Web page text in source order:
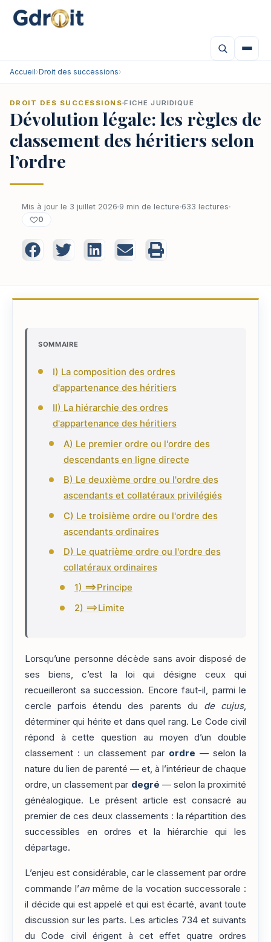
Accueil›Droit des successions›
DROIT DES SUCCESSIONS FICHE JURIDIQUE
Dévolution légale: les règles de
classement des héritiers selon
l’ordre
Mis à jour le 3 juillet 2026 9 min de lecture 633 lectures
0
SOMMAIRE
I) La composition des ordres
d'appartenance des héritiers
II) La hiérarchie des ordres
d'appartenance des héritiers
A) Le premier ordre ou l'ordre des
descendants en ligne directe
B) Le deuxième ordre ou l'ordre des
ascendants et collatéraux privilégiés
C) Le troisième ordre ou l'ordre des
ascendants ordinaires
D) Le quatrième ordre ou l'ordre des
collatéraux ordinaires
1) ==>Principe
2) ==>Limite
Lorsqu’une personne décède sans avoir disposé de
ses biens, c’est la loi qui désigne ceux qui
recueilleront sa succession. Encore faut-il, parmi le
cercle parfois étendu des parents du de cujus,
déterminer qui hérite et dans quel rang. Le Code civil
répond à cette question au moyen d’un double
classement : un classement par ordre — selon la
nature du lien de parenté — et, à l’intérieur de chaque
ordre, un classement par degré — selon la proximité
généalogique. Le présent article est consacré au
premier de ces deux classements : la répartition des
successibles en ordres et la hiérarchie qui les
départage.
L’enjeu est considérable, car le classement par ordre
commande l’an même de la vocation successorale :
il décide qui est appelé et qui est écarté, avant toute
discussion sur les parts. Les articles 734 et suivants
du Code civil érigent à cet effet quatre ordres